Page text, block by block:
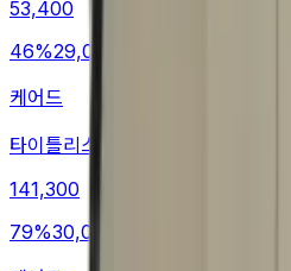
53,400
46%29,000
케어드
타이틀리스트 치마바지
141,300
79%30,000